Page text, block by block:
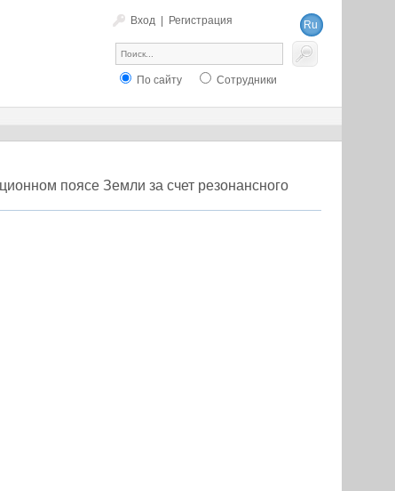
Вход Регистрация
Ru
En
По сайту Сотрудники
поясе Земли за счет резонансного